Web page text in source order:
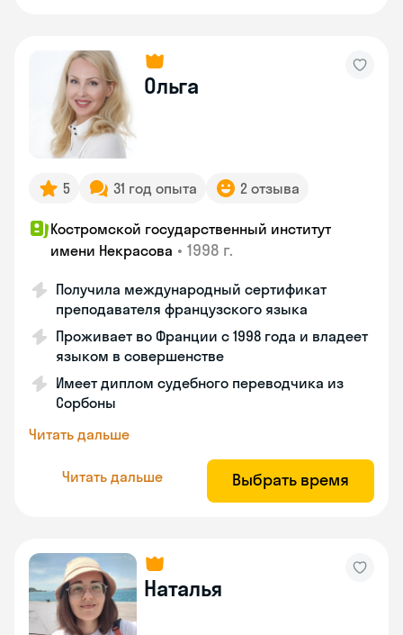
Ольга
5 31 год опыта 2 отзыва
Костромской государственный институт
имени Некрасова • 1998 г.
Получила международный сертификат
преподавателя французского языка
Проживает во Франции с 1998 года и владеет
языком в совершенстве
Имеет диплом судебного переводчика из
Сорбоны
Читать дальше
Читать дальше Выбрать время
Наталья